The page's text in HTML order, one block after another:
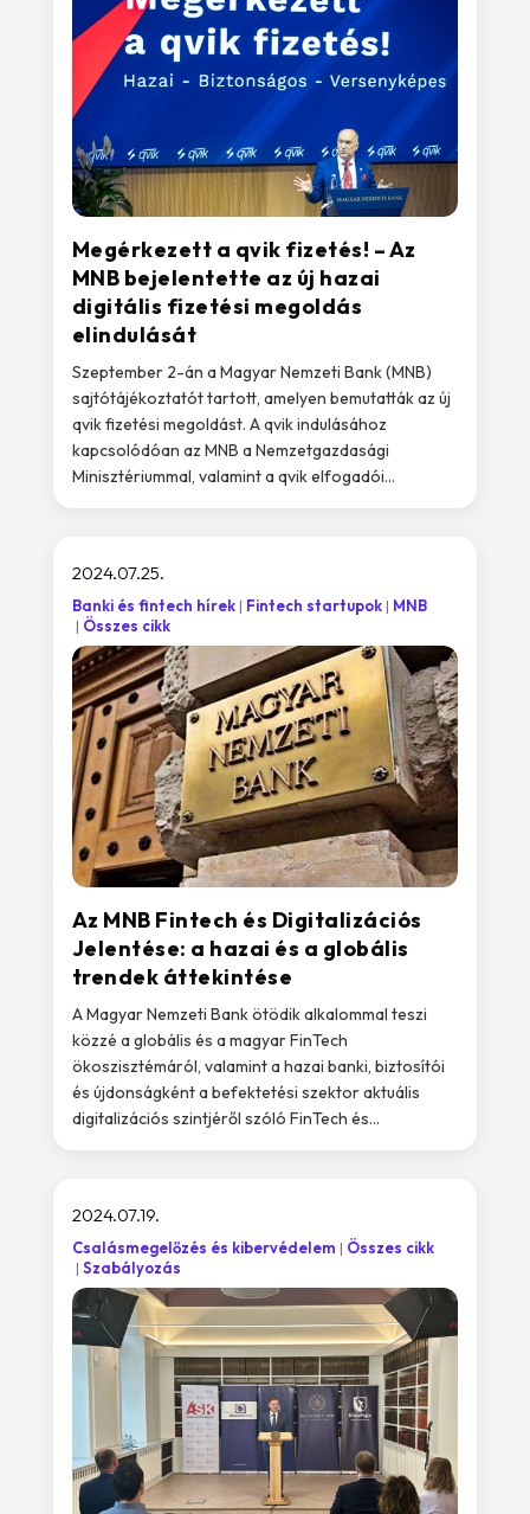
Megérkezett a qvik fizetés! – Az
MNB bejelentette az új hazai
digitális fizetési megoldás
elindulását
Szeptember 2-án a Magyar Nemzeti Bank (MNB)
sajtótájékoztatót tartott, amelyen bemutatták az új
qvik fizetési megoldást. A qvik indulásához
kapcsolódóan az MNB a Nemzetgazdasági
Minisztériummal, valamint a qvik elfogadói...
Az MNB Fintech és Digitalizációs
Jelentése: a hazai és a globális
trendek áttekintése
2024.07.25.
Banki és fintech hírek Fintech startupok
MNB
Összes cikk
A Magyar Nemzeti Bank ötödik alkalommal teszi
közzé a globális és a magyar FinTech
ökoszisztémáról, valamint a hazai banki, biztosítói
és újdonságként a befektetési szektor aktuális
digitalizációs szintjéről szóló FinTech és...
2024.07.19.
Csalásmegelőzés és kibervédelem
Összes cikk
Szabályozás